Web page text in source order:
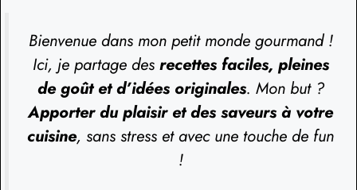
Bienvenue dans mon petit monde gourmand !
Ici, je partage des recettes faciles, pleines
de goût et d’idées originales. Mon but ?
Apporter du plaisir et des saveurs à votre
cuisine, sans stress et avec une touche de fun
!